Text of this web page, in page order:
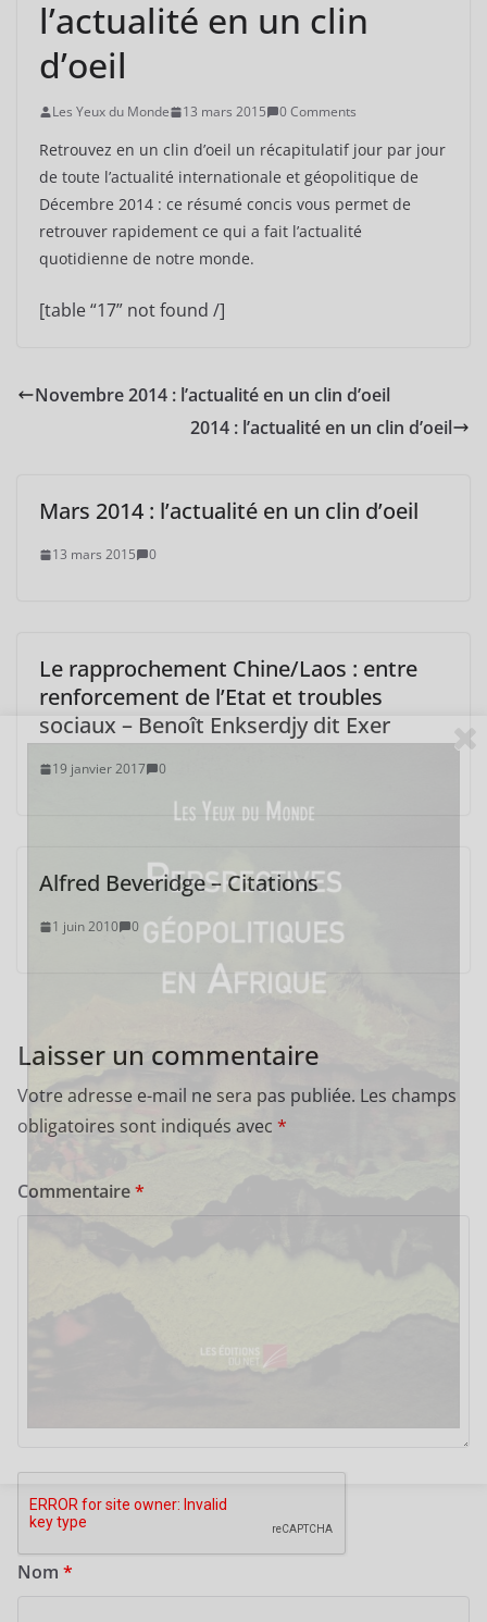
l’actualité en un clin
d’oeil
Les Yeux du Monde 13 mars 2015 0 Comments
Retrouvez en un clin d’oeil un récapitulatif jour par jour
de toute l’actualité internationale et géopolitique de
Décembre 2014 : ce résumé concis vous permet de
retrouver rapidement ce qui a fait l’actualité
quotidienne de notre monde.
[table “17” not found /]
Novembre 2014 : l’actualité en un clin d’oeil
2014 : l’actualité en un clin d’oeil
Mars 2014 : l’actualité en un clin d’oeil
13 mars 2015 0
Le rapprochement Chine/Laos : entre
renforcement de l’Etat et troubles
sociaux – Benoît Enkserdjy dit Exer
19 janvier 2017 0
Alfred Beveridge – Citations
1 juin 2010 0
Laisser un commentaire
Votre adresse e-mail ne sera pas publiée. Les champs
obligatoires sont indiqués avec *
Commentaire*
Nom *